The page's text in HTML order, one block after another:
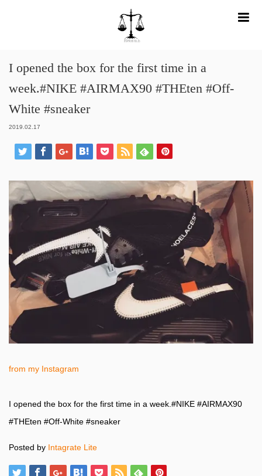
I opened the box for the first time in a week.#NIKE
#AIRMAX90 #THEten #Off-White #sneaker
I opened the box for the first time in a
week.#NIKE #AIRMAX90 #THEten #Off-
White #sneaker
2019.02.17
from my Instagram
I opened the box for the first time in a week.#NIKE #AIRMAX90
#THEten #Off-White #sneaker
Posted by Intagrate Lite